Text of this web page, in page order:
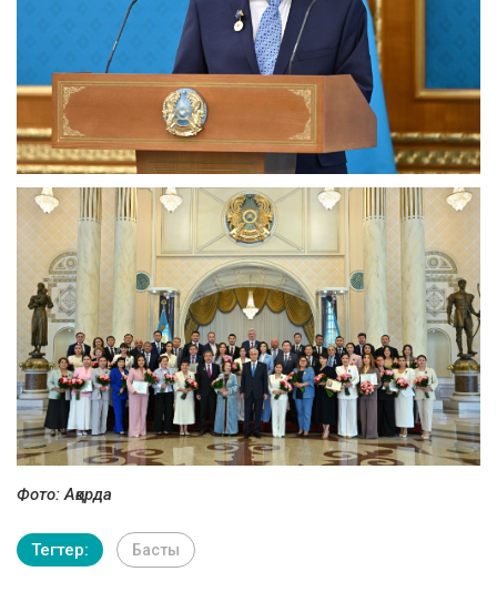
Фото: Ақорда
Тегтер: Басты